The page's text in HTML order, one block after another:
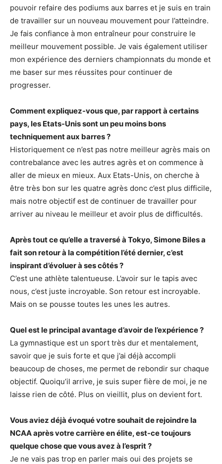
pouvoir refaire des podiums aux barres et je suis en train
de travailler sur un nouveau mouvement pour l’atteindre.
Je fais confiance à mon entraîneur pour construire le
meilleur mouvement possible. Je vais également utiliser
mon expérience des derniers championnats du monde et
me baser sur mes réussites pour continuer de
progresser.
Comment expliquez-vous que, par rapport à certains
pays, les Etats-Unis sont un peu moins bons
techniquement aux barres ?
Historiquement ce n’est pas notre meilleur agrès mais on
contrebalance avec les autres agrès et on commence à
aller de mieux en mieux. Aux Etats-Unis, on cherche à
être très bon sur les quatre agrès donc c’est plus difficile,
mais notre objectif est de continuer de travailler pour
arriver au niveau le meilleur et avoir plus de difficultés.
Après tout ce qu’elle a traversé à Tokyo, Simone Biles a
fait son retour à la compétition l’été dernier, c’est
inspirant d’évoluer à ses côtés ?
C’est une athlète talentueuse. L’avoir sur le tapis avec
nous, c’est juste incroyable. Son retour est incroyable.
Mais on se pousse toutes les unes les autres.
Quel est le principal avantage d’avoir de l’expérience ?
La gymnastique est un sport très dur et mentalement,
savoir que je suis forte et que j’ai déjà accompli
beaucoup de choses, me permet de rebondir sur chaque
objectif. Quoiqu’il arrive, je suis super fière de moi, je ne
laisse rien de côté. Plus on vieillit, plus on devient fort.
Vous aviez déjà évoqué votre souhait de rejoindre la
NCAA après votre carrière en élite, est-ce toujours
quelque chose que vous avez à l’esprit ?
Je ne vais pas trop en parler mais oui des projets se